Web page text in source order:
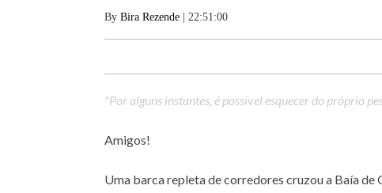
By Bira Rezende | 22:51:00
"Por alguns instantes, é possível esquecer do próprio
Amigos!
Uma barca repleta de corredores cruzou a Baía de